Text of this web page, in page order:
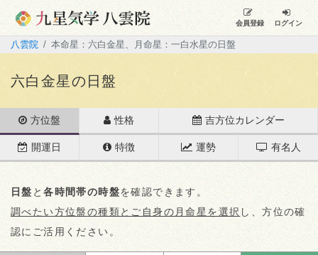
会員登録 ログイン
八雲院 本命星：六白金星、月命星：一白水星の日盤
六白金星の日盤
方位盤 性格 吉方位カレンダー
開運日 特徴 運勢 有名人
日盤 と各時間帯の時盤を確認できます。
調べたい方位盤の種類とご自身の月命星を選択 し、方位の確
認にご活用ください。